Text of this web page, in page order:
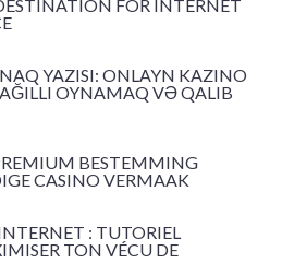
FOR INTERNET
YAZISI: ONLAYN KAZINO
OYNAMAQ VƏ QALIB
BESTEMMING
CASINO VERMAAK
: TUTORIEL
TON VÉCU DE